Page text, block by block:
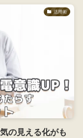
活用術
の見える化がも